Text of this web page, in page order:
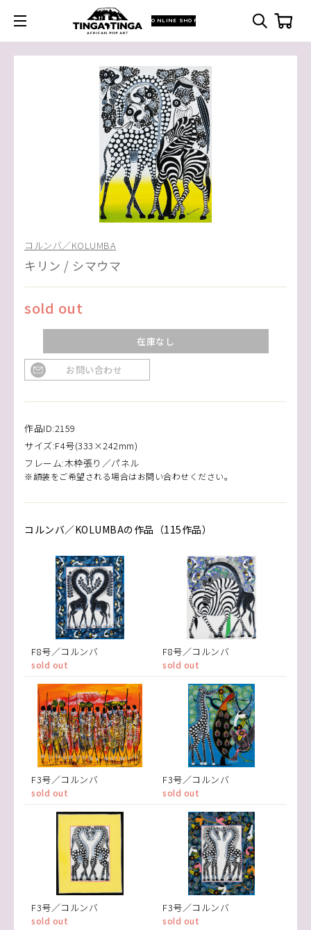
ONLINE SHOP
コルンバ／KOLUMBA
キリン / シマウマ
sold out
在庫なし
お問い合わせ
作品ID:2159
サイズ:F4号(333×242mm)
フレーム:木枠張り／パネル
※額装をご希望される場合はお問い合わせください。
コルンバ／KOLUMBAの作品（115作品）
F8号／コルンバ
sold out
F8号／コルンバ
sold out
F3号／コルンバ
sold out
F3号／コルンバ
sold out
F3号／コルンバ
sold out
F3号／コルンバ
sold out